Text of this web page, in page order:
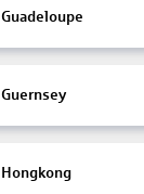
Guadeloupe
Guernsey
Hongkong